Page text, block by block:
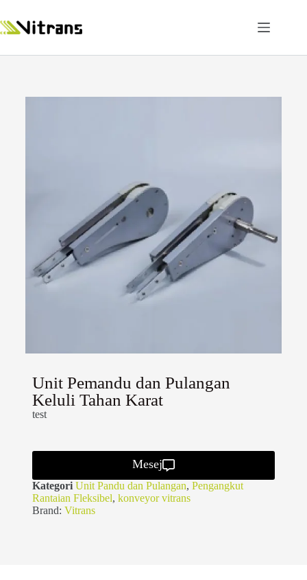
Unit Pemandu dan Pulangan
Keluli Tahan Karat
test
Mesej
Kategori Unit Pandu dan Pulangan, Pengangkut
Rantaian Fleksibel, konveyor vitrans
Brand: Vitrans